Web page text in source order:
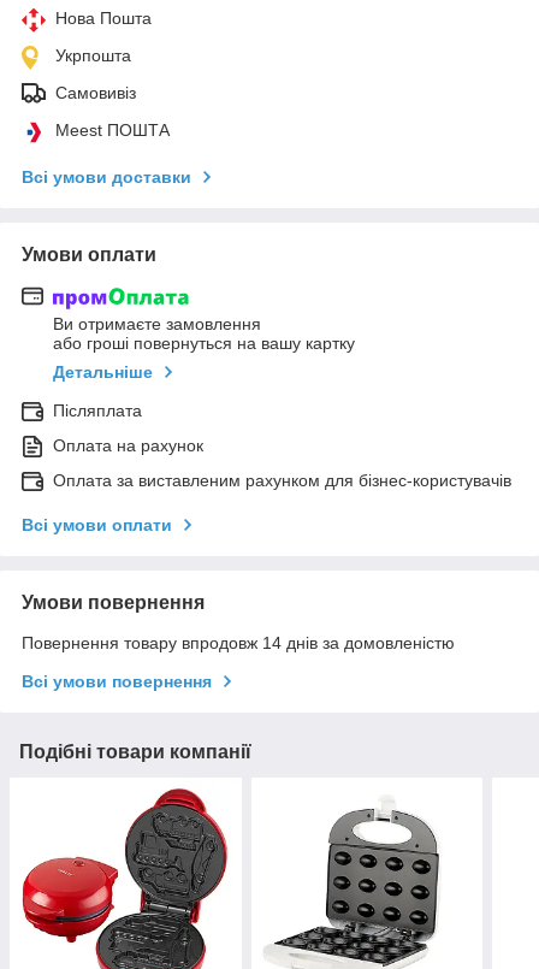
Нова Пошта
Укрпошта
Самовивіз
Meest ПОШТА
Всі умови доставки
Умови оплати
Ви отримаєте замовлення
або гроші повернуться на вашу картку
Детальніше
Післяплата
Оплата на рахунок
Оплата за виставленим рахунком для бізнес-користувачів
Всі умови оплати
Умови повернення
Повернення товару впродовж 14 днів за домовленістю
Всі умови повернення
Подібні товари компанії